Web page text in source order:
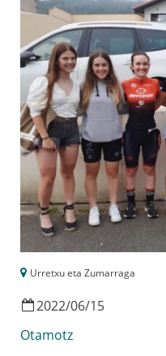
Urretxu eta Zumarraga
2022/06/15
Otamotz